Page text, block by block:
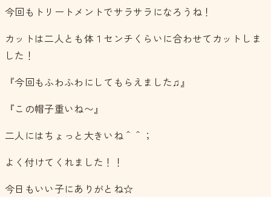
今回もトリートメントでサラサラになろうね！
カットは二人とも体１センチくらいに合わせてカットしま
した！
『今回もふわふわにしてもらえました♫』
『この帽子重いね〜』
二人にはちょっと大きいね＾＾；
よく付けてくれました！！
今日もいい子にありがとね☆